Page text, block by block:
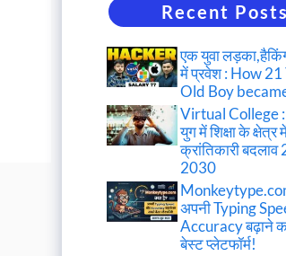
Recent Posts
एक युवा
में प्रवेश : How
Old Boy
Virtual College
युग में शिक्षा के क्षेत्र
क्रांतिकारी
2030
अपनी Typing
Accuracy बढ़ाने
बेस्ट प्लेटफॉर्म!